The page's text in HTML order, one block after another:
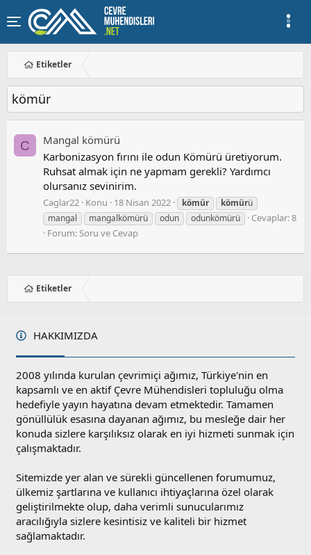
Etiketler
kömür
C
Mangal kömürü
Karbonizasyon fırını ile odun Kömürü üretiyorum.
Ruhsat almak için ne yapmam gerekli? Yardımcı
olursanız sevinirim.
Caglar22 Konu 18 Nisan 2022 kömür kömürü
mangal
mangalkömürü odun odunkömürü
Cevaplar: 8
Forum:Soru ve Cevap
Etiketler
HAKKIMIZDA
2008 yılında kurulan çevrimiçi ağımız, Türkiye'nin en
kapsamlı ve en aktif Çevre Mühendisleri topluluğu olma
hedefiyle yayın hayatına devam etmektedir. Tamamen
gönüllülük esasına dayanan ağımız, bu mesleğe dair her
konuda sizlere karşılıksız olarak en iyi hizmeti sunmak için
çalışmaktadır.
Sitemizde yer alan ve sürekli güncellenen forumumuz,
ülkemiz şartlarına ve kullanıcı ihtiyaçlarına özel olarak
geliştirilmekte olup, daha verimli sunucularımız
aracılığıyla sizlere kesintisiz ve kaliteli bir hizmet
sağlamaktadır.